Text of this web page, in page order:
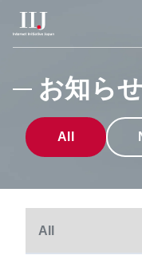
サービス & ソリューシ
導入事例
お知らせ
All